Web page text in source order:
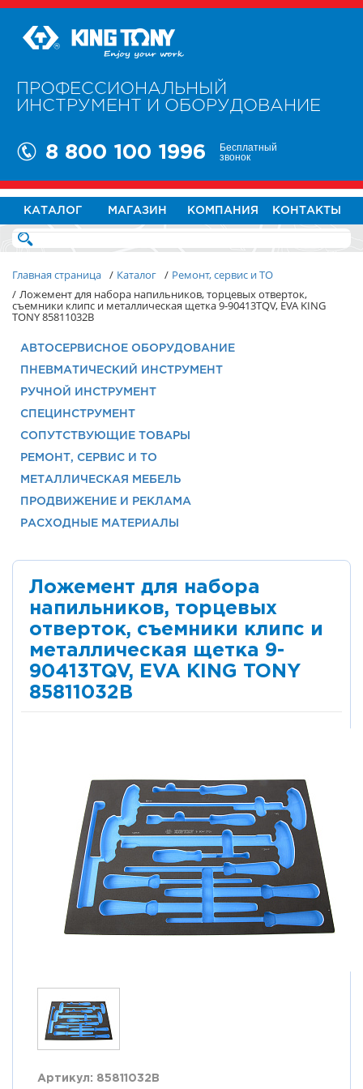
ПРОФЕССИОНАЛЬНЫЙ
ИНСТРУМЕНТ И ОБОРУДОВАНИЕ
8 800 100 1996 Бесплатный
звонок
КАТАЛОГ МАГАЗИН КОМПАНИЯ КОНТАКТЫ
Главная страница / Каталог / Ремонт, сервис и ТО
/ Ложемент для набора напильников, торцевых отверток,
съемники клипс и металлическая щетка 9-90413TQV, EVA KING
TONY 85811032B
АВТОСЕРВИСНОЕ ОБОРУДОВАНИЕ
ПНЕВМАТИЧЕСКИЙ ИНСТРУМЕНТ
РУЧНОЙ ИНСТРУМЕНТ
СПЕЦИНСТРУМЕНТ
СОПУТСТВУЮЩИЕ ТОВАРЫ
РЕМОНТ, СЕРВИС И ТО
МЕТАЛЛИЧЕСКАЯ МЕБЕЛЬ
ПРОДВИЖЕНИЕ И РЕКЛАМА
РАСХОДНЫЕ МАТЕРИАЛЫ
Ложемент для набора
напильников, торцевых
отверток, съемники клипс и
металлическая щетка 9-
90413TQV, EVA KING TONY
85811032B
Артикул: 85811032B